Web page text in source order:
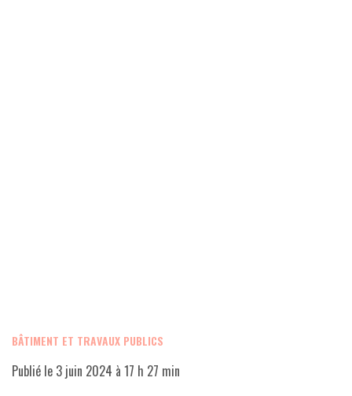
BÂTIMENT ET TRAVAUX PUBLICS
Publié le 3 juin 2024 à 17 h 27 min